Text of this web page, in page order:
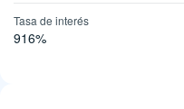
Tasa de interés
916%